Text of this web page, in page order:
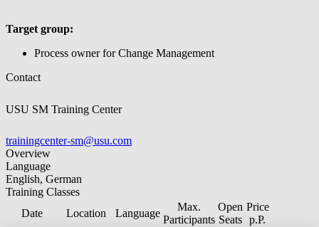
Target group:
Process owner for Change Management
Contact
USU SM Training Center
trainingcenter-sm@usu.com
Overview
Language
English, German
Training Classes
Date
Location Language
Max.
Participants
Open
Seats
Price
p.P.